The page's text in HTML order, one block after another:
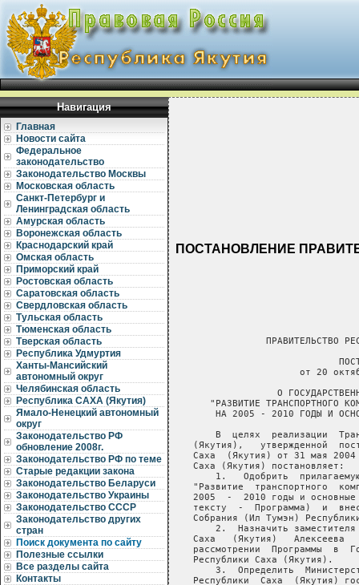
Навигация
Главная
Новости сайта
Федеральное
законодательство
Законодательство Москвы
Московская область
Санкт-Петербург и
Ленинградская область
Амурская область
Воронежская область
Краснодарский край
Омская область
Приморский край
Ростовская область
Саратовская область
Свердловская область
Тульская область
Тюменская область
Тверская область
Республика Удмуртия
Ханты-Мансийский
автономный округ
Челябинская область
Республика САХА (Якутия)
Ямало-Ненецкий автономный
округ
Законодательство РФ
обновление 2008г.
Законодательство РФ по теме
Старые редакции закона
Законодательство Беларуси
Законодательство Украины
Законодательство СССР
Законодательство других
стран
Поиск документа по сайту
Полезные ссылки
Все разделы сайта
Контакты
ПОСТАНОВЛЕНИЕ